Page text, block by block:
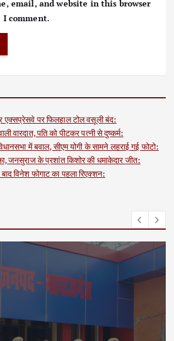
email, and website in this browser
comment.
पर फिलहाल टोल वसूली बंद:
वारदात, पति को पीटकर पत्नी से दुष्कर्म:
में बवाल, सीएम योगी के सामने लहराई गई फोटो:
जनसुराज के प्रशांत किशोर की धमाकेदार जीत:
विनेश फोगाट का पहला रिएक्शन: